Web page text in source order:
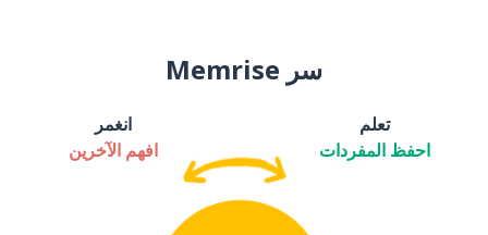
سر Memrise
تعلم
احفظ المفردات
انغمر
افهم الآخرين